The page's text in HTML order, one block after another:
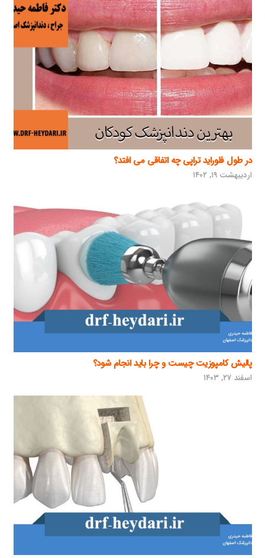
در طول فلوراید تراپی چه اتفاقی می افتد؟
اردیبهشت ۱۹, ۱۴۰۲
پالیش کامپوزیت چیست و چرا باید انجام شود؟
اسفند ۲۷, ۱۴۰۳